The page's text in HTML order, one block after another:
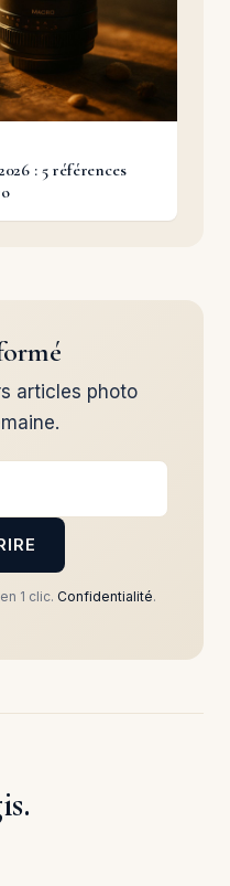
: 5 références
articles photo
1 clic. Confidentialité.